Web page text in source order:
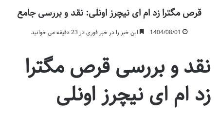
قرص مگترا زد ام ای نیچرز اونلی: نقد و بررسی جامع
1404/08/01 این خبر را در خبر فوری در 23 دقیقه می خوانید
نقد و بررسی قرص مگترا
زد ام ای نیچرز اونلی